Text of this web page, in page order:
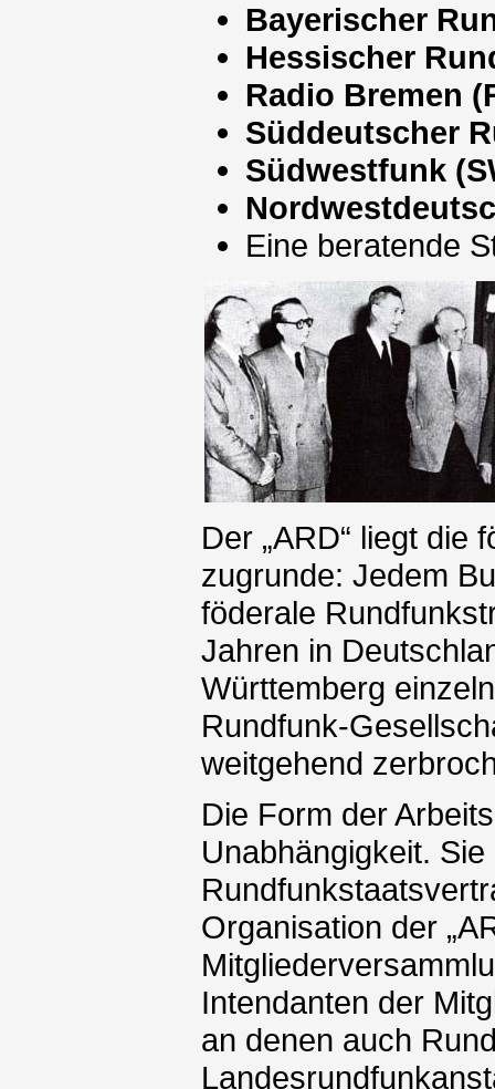
Bayerischer
Hessischer
Radio Bremen
Süddeutscher
Südwestfunk
Eine beratende
Der „ARD“ liegt die
zugrunde: Jedem
föderale
Jahren in
Württemberg
Rundfunk-
weitgehend
Die Form der
Unabhängigkeit.
Organisation der
Intendanten der
an denen auch